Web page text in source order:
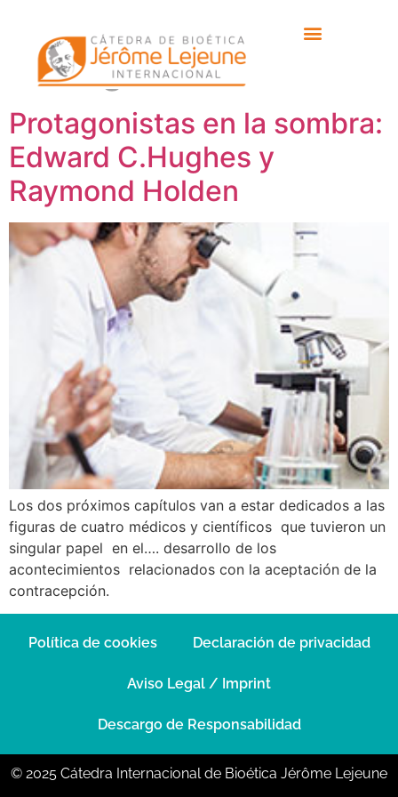
Etiqueta: Edward
C.Hughes
Protagonistas en la sombra:
Edward C.Hughes y
Raymond Holden
Los dos próximos capítulos van a estar dedicados a las
figuras de cuatro médicos y científicos que tuvieron un
singular papel en el…. desarrollo de los
acontecimientos relacionados con la aceptación de la
contracepción.
Política de cookies Declaración de privacidad
Aviso Legal / Imprint
Descargo de Responsabilidad
© 2025 Cátedra Internacional de Bioética Jérôme Lejeune